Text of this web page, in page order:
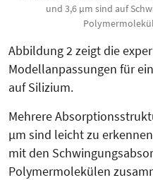
und 3,6 µm sind auf
Abbildung 2 zeigt die
Modellanpassungen für
auf Sili­zium.
Meh­­rere
µm sind leicht zu
mit den
Polymermolekülen